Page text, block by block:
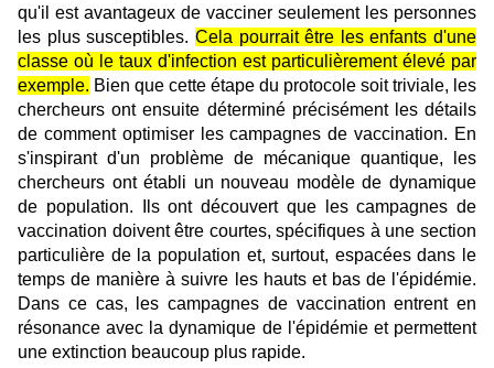
qu'il est avantageux de vacciner seulement les personnes
les plus susceptibles. Cela pourrait être les enfants d'une
classe où le taux d'infection est particulièrement élevé par
exemple. Bien que cette étape du protocole soit triviale, les
chercheurs ont ensuite déterminé précisément les détails
de comment optimiser les campagnes de vaccination. En
s'inspirant d'un problème de mécanique quantique, les
chercheurs ont établi un nouveau modèle de dynamique
de population. Ils ont découvert que les campagnes de
vaccination doivent être courtes, spécifiques à une section
particulière de la population et, surtout, espacées dans le
temps de manière à suivre les hauts et bas de l'épidémie.
Dans ce cas, les campagnes de vaccination entrent en
résonance avec la dynamique de l'épidémie et permettent
une extinction beaucoup plus rapide.